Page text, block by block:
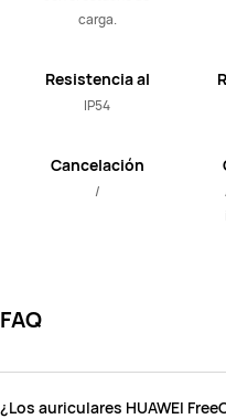
carga.
Resistencia al
agua
IP54
Cancelación
activa de ruido
/
FAQ
¿Los auriculares HUAWEI